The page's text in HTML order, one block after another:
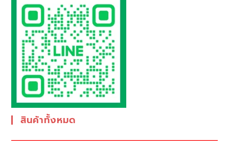
สินค้าทั้งหมด